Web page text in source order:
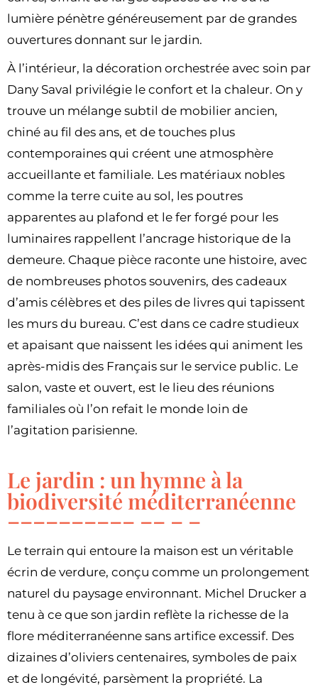
lumière pénètre généreusement par de grandes
ouvertures donnant sur le jardin.
À l’intérieur, la décoration orchestrée avec soin par
Dany Saval privilégie le confort et la chaleur. On y
trouve un mélange subtil de mobilier ancien,
chiné au fil des ans, et de touches plus
contemporaines qui créent une atmosphère
accueillante et familiale. Les matériaux nobles
comme la terre cuite au sol, les poutres
apparentes au plafond et le fer forgé pour les
luminaires rappellent l’ancrage historique de la
demeure. Chaque pièce raconte une histoire, avec
de nombreuses photos souvenirs, des cadeaux
d’amis célèbres et des piles de livres qui tapissent
les murs du bureau. C’est dans ce cadre studieux
et apaisant que naissent les idées qui animent les
après-midis des Français sur le service public. Le
salon, vaste et ouvert, est le lieu des réunions
familiales où l’on refait le monde loin de
l’agitation parisienne.
Le jardin : un hymne à la
biodiversité méditerranéenne
Le terrain qui entoure la maison est un véritable
écrin de verdure, conçu comme un prolongement
naturel du paysage environnant. Michel Drucker a
tenu à ce que son jardin reflète la richesse de la
flore méditerranéenne sans artifice excessif. Des
dizaines d’oliviers centenaires, symboles de paix
et de longévité, parsèment la propriété. La